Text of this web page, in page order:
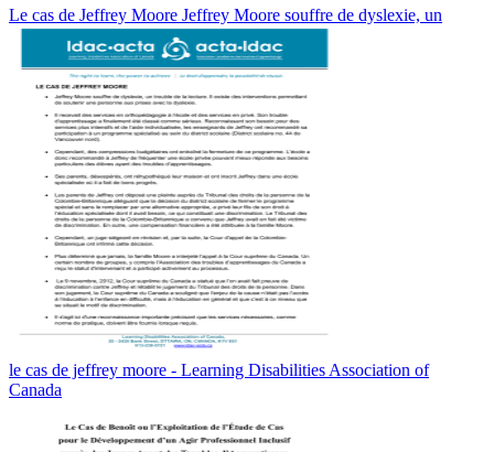
Le cas de Jeffrey Moore Jeffrey Moore souffre de dyslexie, un
le cas de jeffrey moore - Learning Disabilities Association of
Canada